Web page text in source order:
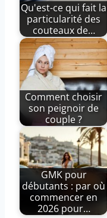
Qu'est-ce qui fait la
particularité des
couteaux de…
Comment choisir
son peignoir de
couple ?
GMK pour
débutants : par où
commencer en
2026 pour…